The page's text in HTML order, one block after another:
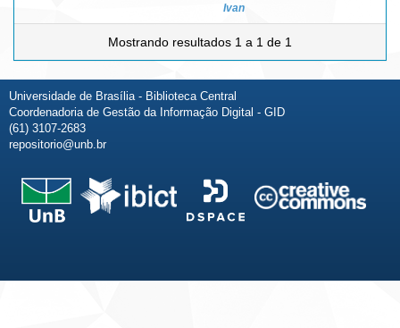
Ivan
Mostrando resultados 1 a 1 de 1
Universidade de Brasília - Biblioteca Central
Coordenadoria de Gestão da Informação Digital - GID
(61) 3107-2683
repositorio@unb.br